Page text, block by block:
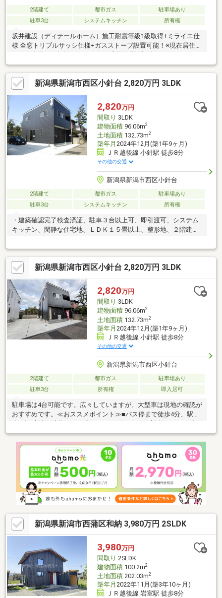
2階建て 都市ガス
駐車場あり
駐車3台
システムキッチン 所有権
坂井建設（ディテールホーム）施工耐震等級1級取得+ミライエ仕
様 全窓トリプルサッシ仕様+ガスストーブ設置可能！※現在居住中
ー巻店…徒歩7分ドラッグトップス巻店…徒歩23分 アテーナ巻店 ?
マクドナルドへNEW OPEN予定！（2026年冬 予定）…距離約290ｍ
（徒歩4分） 【通学】巻北小学校…約1740m (22分)巻西中学校…約
2550m (32分) 【交通】バス停 「職業安定所前」…距離約320m (徒
歩約4分) 電車「巻駅」…距離約640m (徒歩約8分)
新潟県新潟市西区小針台 2,820万円 3LDK
2,820万円
間取り 3LDK
建物面積96.06m2
土地面積132.73m2
築年月 2024年12月(築1年9ヶ月)
ＪＲ越後線 小針駅 徒歩8分
その他の交通
新潟県新潟市西区小針台
2階建て 都市ガス
駐車場あり
駐車3台
システムキッチン 所有権
・建築確認完了検査済証、駐車３台以上可、即引渡可、システム
キッチン、閑静な住宅地、ＬＤＫ１５畳以上、整形地、２階建、
新潟県新潟市西区小針台 2,820万円 3LDK
2,820万円
間取り 3LDK
建物面積96.06m2
土地面積132.73m2
築年月 2024年12月(築1年9ヶ月)
ＪＲ越後線 小針駅 徒歩8分
その他の交通
新潟県新潟市西区小針台
2階建て 都市ガス
駐車場あり
駐車3台
所有権 即入居可
駐車場は4台可能です。広々していますが、大型車は現地の確認が
おすすめです。≪おススメポイント≫■バス停まで徒歩4分、駅徒
外装リフォーム中、工期・内容についてはぜひお問い合わせくだ
さい☆■■小学校・葛塚中学校（どちらも500ｍ以内）※登記依頼司
法書士は売主指定■□ローン支払例□■月々79，604円 ※物件価格
を金利1％・35年で借入した場合
新潟県新潟市西蒲区和納 3,980万円 2SLDK
3,980万円
間取り 2SLDK
建物面積100.2m2
土地面積202.03m2
築年月 2022年11月(築3年10ヶ月)
ＪＲ越後線 岩室駅 徒歩8分